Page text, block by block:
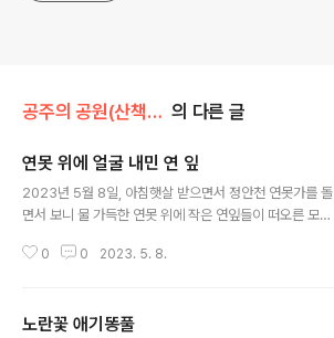
공주의 공원(산책로)/정안천생태공원 의 다른 글
연못 위에 얼굴 내민 연 잎
2023년 5월 8일, 아침햇살 받으면서 정안천 연못가를 돌
면서 보니 물 가득한 연못 위에 작은 연잎들이 떠오른 모습
메타세쿼이아길도 푸른빛이 짙어가고 꽃양귀비가 새빨간
책길입니다.
0 0 2023. 5. 8.
노란꽃 애기똥풀